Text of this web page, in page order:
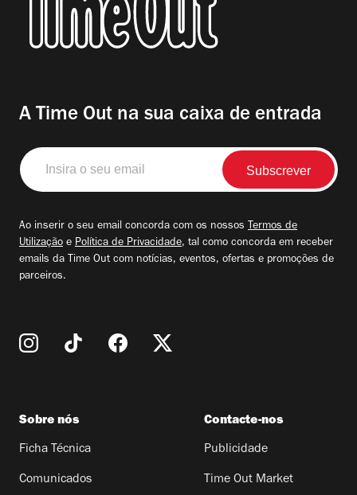
A Time Out na sua caixa de entrada
Insira
o
seu
Ao inserir o seu email concorda com os nossos Termos de
Utilização e Política de Privacidade, tal como concorda em receber
emails da Time Out com notícias, eventos, ofertas e promoções de
parceiros.
Sobre nós
Ficha Técnica
Comunicados
Contacte-nos
Publicidade
Time Out Market